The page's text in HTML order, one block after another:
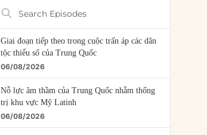
Search
Episodes
Giai đoạn tiếp theo trong cuộc trấn áp các dân
tộc thiểu số của Trung Quốc
06/08/2026
Nỗ lực âm thầm của Trung Quốc nhằm thống
trị khu vực Mỹ Latinh
06/08/2026